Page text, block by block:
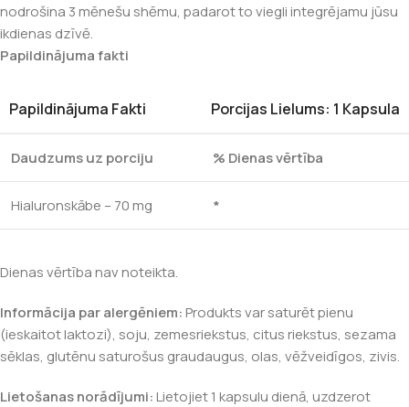
nodrošina 3 mēnešu shēmu, padarot to viegli integrējamu jūsu
ikdienas dzīvē.
Papildinājuma fakti
Papildinājuma Fakti Porcijas Lielums: 1 Kapsula
Daudzums uz porciju % Dienas vērtība
Hialuronskābe – 70 mg *
Dienas vērtība nav noteikta.
Informācija par alergēniem:Produkts var saturēt pienu
(ieskaitot laktozi), soju, zemesriekstus, citus riekstus, sezama
sēklas, glutēnu saturošus graudaugus, olas, vēžveidīgos, zivis.
Lietošanas norādījumi:Lietojiet 1 kapsulu dienā, uzdzerot